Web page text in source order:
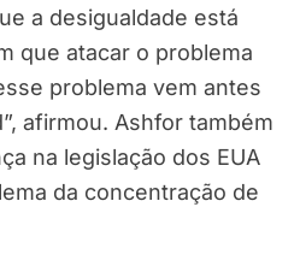
a desigualdade está
que atacar o problema
problema vem antes
afirmou. Ashfor também
na legislação dos EUA
da concentração de